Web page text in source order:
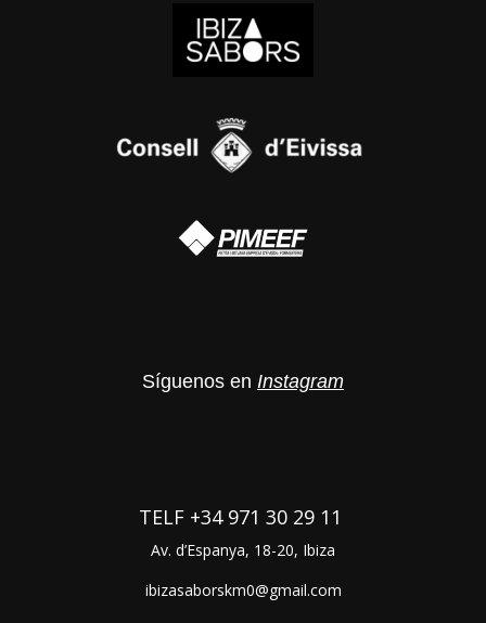
Síguenos en Instagram
TELF +34 971 30 29 11
Av. d’Espanya, 18-20, Ibiza
ibizasaborskm0@gmail.com